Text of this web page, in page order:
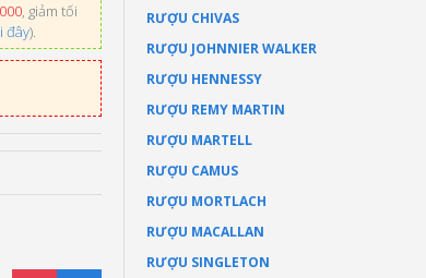
, giảm tối
đây).
RƯỢU CHIVAS
RƯỢU JOHNNIER WALKER
RƯỢU HENNESSY
RƯỢU REMY MARTIN
RƯỢU MARTELL
RƯỢU CAMUS
RƯỢU MORTLACH
RƯỢU MACALLAN
RƯỢU SINGLETON